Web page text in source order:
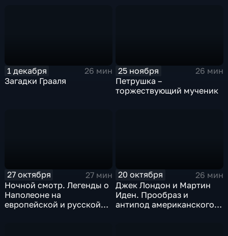
1 декабря
26 мин
Загадки Грааля
25 ноября
26 мин
Петрушка –
торжествующий мученик
27 октября
27 мин
Ночной смотр. Легенды о
Наполеоне на
европейской и русской
20 октября
26 мин
Джек Лондон и Мартин
Иден. Прообраз и
антипод американского